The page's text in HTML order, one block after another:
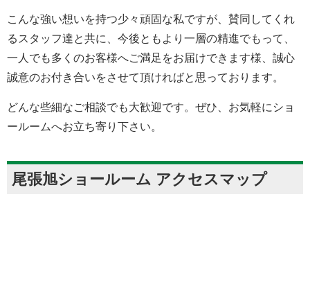
こんな強い想いを持つ少々頑固な私ですが、賛同してくれ
るスタッフ達と共に、今後ともより一層の精進でもって、
一人でも多くのお客様へご満足をお届けできます様、誠心
誠意のお付き合いをさせて頂ければと思っております。
どんな些細なご相談でも大歓迎です。ぜひ、お気軽にショ
ールームへお立ち寄り下さい。
尾張旭ショールーム アクセスマップ